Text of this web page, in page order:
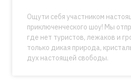
Ощути себя участником
приключенческого шоу! Мы
где нет туристов, лежаков и
только дикая природа,
дух настоящей свободы.